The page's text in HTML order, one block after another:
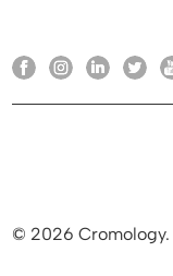
© 2026 Cromology.